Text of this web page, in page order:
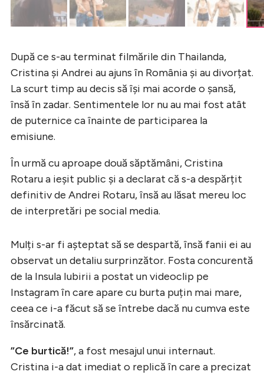
După ce s-au terminat filmările din Thailanda,
Cristina și Andrei au ajuns în România și au divorțat.
La scurt timp au decis să își mai acorde o șansă,
însă în zadar. Sentimentele lor nu au mai fost atât
de puternice ca înainte de participarea la
emisiune.
În urmă cu aproape două săptămâni, Cristina
Rotaru a ieșit public și a declarat că s-a despărțit
definitiv de Andrei Rotaru, însă au lăsat mereu loc
de interpretări pe social media.
Mulți s-ar fi așteptat să se despartă, însă fanii ei au
observat un detaliu surprinzător. Fosta concurentă
de la Insula Iubirii a postat un videoclip pe
Instagram în care apare cu burta puțin mai mare,
ceea ce i-a făcut să se întrebe dacă nu cumva este
însărcinată.
”Ce burtică!”, a fost mesajul unui internaut.
Cristina i-a dat imediat o replică în care a precizat